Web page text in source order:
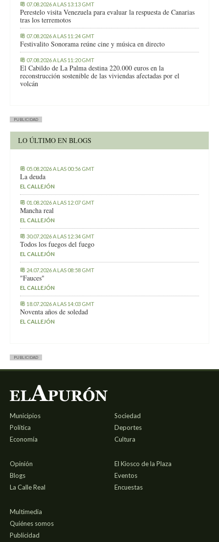
07.08.2026 A LAS 13:13 GMT
Perestelo visita Venezuela para evaluar la respuesta de Canarias
tras los terremotos
07.08.2026 A LAS 11:24 GMT
Festivalito Sonorama reúne cine y música en directo
07.08.2026 A LAS 11:20 GMT
El Cabildo de La Palma destina 220.000 euros en la
reconstrucción sostenible de las viviendas afectadas por el
volcán
PUBLICIDAD
LO ÚLTIMO EN BLOGS
05.08.2026 A LAS 00:56 GMT
La deuda
EL CALLEJÓN
01.08.2026 A LAS 12:07 GMT
Mancha real
EL CALLEJÓN
30.07.2026 A LAS 12:34 GMT
Todos los fuegos del fuego
EL CALLEJÓN
24.07.2026 A LAS 08:58 GMT
"Fauces"
EL CALLEJÓN
18.07.2026 A LAS 14:03 GMT
Noventa años de soledad
EL CALLEJÓN
PUBLICIDAD
Municipios
Política
Economía
Sociedad
Deportes
Cultura
Opinión
Blogs
La Calle Real
El Kiosco de la Plaza
Eventos
Encuestas
Multimedia
Quiénes somos
Publicidad